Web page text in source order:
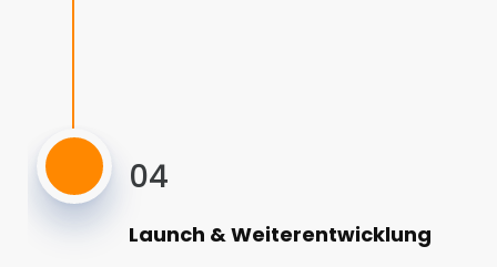
04
Launch & Weiterentwicklung